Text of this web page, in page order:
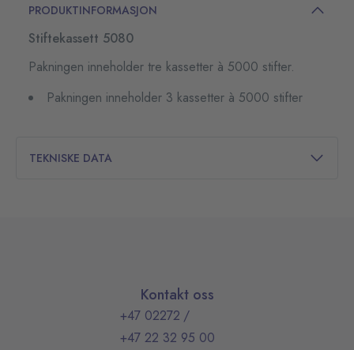
PRODUKTINFORMASJON
Stiftekassett 5080
Pakningen inneholder tre kassetter à 5000 stifter.
Pakningen inneholder 3 kassetter à 5000 stifter
TEKNISKE DATA
Kontakt oss
+47 02272 /
+47 22 32 95 00